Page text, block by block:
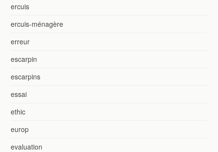
ercuis
ercuis-ménagère
erreur
escarpin
escarpins
essai
ethic
europ
evaluation